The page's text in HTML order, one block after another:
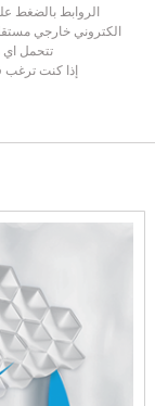
الروابط بالضغط
الكتروني خارجي
تتحمل اي
إذا كنت ترغب